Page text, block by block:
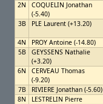
2N
COQUELIN Jonathan
(-5.40)
3B PLE Laurent (+13.20)
4N PROY Antoine (-14.80)
5B
GEYSSENS Nathalie
(+3.20)
6N
CERVEAU Thomas
(-9.20)
7B RIVIERE Jonathan (-5.60)
8N
LESTRELIN Pierre